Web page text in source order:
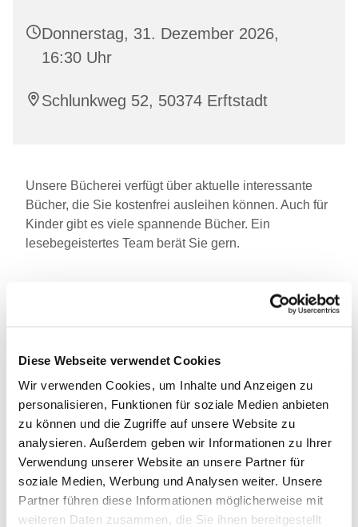
Diese Webseite verwendet Cookies
Wir verwenden Cookies, um Inhalte und Anzeigen zu
personalisieren, Funktionen für soziale Medien anbieten
zu können und die Zugriffe auf unsere Website zu
analysieren. Außerdem geben wir Informationen zu Ihrer
Verwendung unserer Website an unsere Partner für
soziale Medien, Werbung und Analysen weiter. Unsere
Partner führen diese Informationen möglicherweise mit
weiteren Daten zusammen, die Sie ihnen bereitgestellt
Donnerstag, 31. Dezember 2026,
16:30 Uhr
Schlunkweg 52, 50374 Erftstadt
Unsere Bücherei verfügt über aktuelle interessante
Bücher, die Sie kostenfrei ausleihen können. Auch für
Kinder gibt es viele spannende Bücher. Ein
lesebegeistertes Team berät Sie gern.